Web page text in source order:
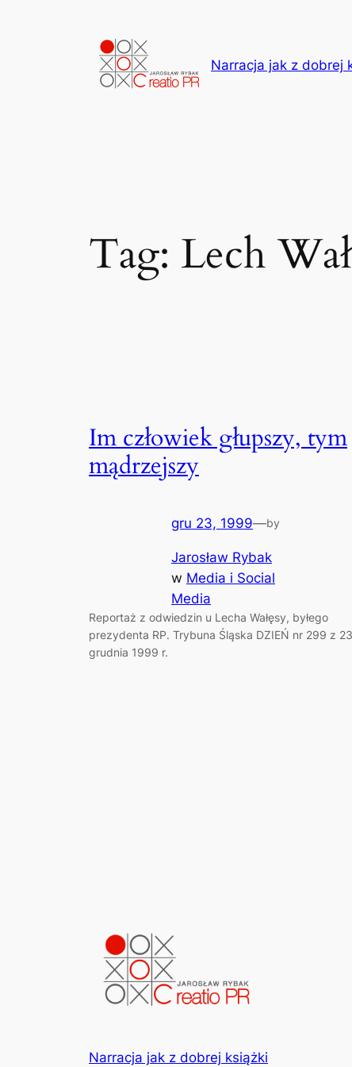
Narracja jak z dobrej
Tag: Lech
Im człowiek głupszy, tym
mądrzejszy
gru 23, 1999—by
Jarosław Rybak
w Media i Social
Media
Reportaż z odwiedzin u Lecha Wałęsy, byłego
prezydenta RP. Trybuna Śląska DZIEŃ nr 299 z 23
grudnia 1999 r.
Narracja jak z dobrej książki